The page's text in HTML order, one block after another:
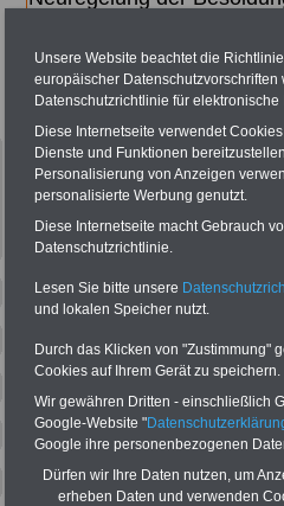
Nachzahlungen
Beamtezwischen mind.
SERVICE gibt hierzu
dem Beschluss des
wird (wahrscheinlich im
Broschüre.
Meldung
67 Jahren
Unsere Website beachtet die
europäischer
Datenschutzrichtlinie für
Diese Internetseite verwendet
Dienste und Funktionen
Personalisierung von Anzeigen
personalisierte Werbung genutzt.
Diese Internetseite macht Gebrauch
Datenschutzrichtlinie.
Lesen Sie bitte unsere
und lokalen Speicher nutzt.
Durch das Klicken von "Zustimmung"
Cookies auf Ihrem Gerät zu speichern.
Wir gewähren Dritten - einschließlich
Google-Website "
Google ihre personenbezogenen
Dürfen wir Ihre Daten nutzen, um
erheben Daten und verwenden